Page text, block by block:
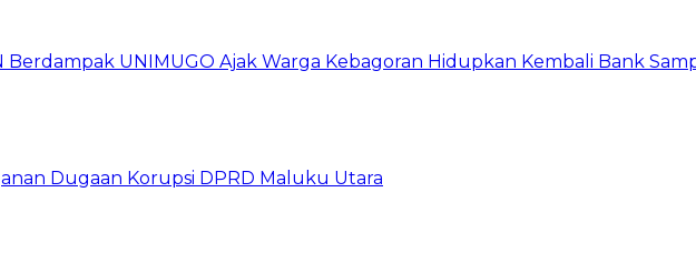
Berdampak UNIMUGO Ajak Warga Kebagoran Hidupkan Kembali Bank
Dugaan Korupsi DPRD Maluku Utara